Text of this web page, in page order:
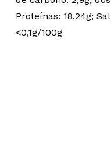
Proteínas: 18,24g;
<0,1g/100g